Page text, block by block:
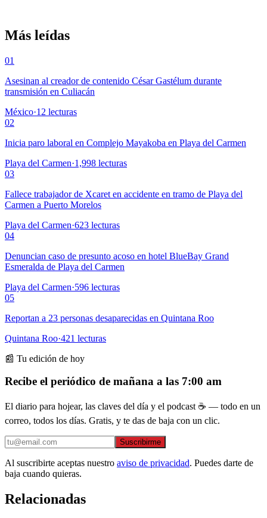
Más leídas
01
Asesinan al creador de contenido César Gastélum durante
transmisión en Culiacán
México·12 lecturas
02
Inicia paro laboral en Complejo Mayakoba en Playa del Carmen
Playa del Carmen·1,998 lecturas
03
Fallece trabajador de Xcaret en accidente en tramo de Playa del
Carmen a Puerto Morelos
Playa del Carmen·623 lecturas
04
Denuncian caso de presunto acoso en hotel BlueBay Grand
Esmeralda de Playa del Carmen
Playa del Carmen·596 lecturas
05
Reportan a 23 personas desaparecidas en Quintana Roo
Quintana Roo·421 lecturas
📰 Tu edición de hoy
Recibe el periódico de mañana a las 7:00 am
El diario para hojear, las claves del día y el podcast ☕ — todo en un
correo, todos los días. Gratis, y te das de baja con un clic.
Suscribirme
Al suscribirte aceptas nuestro aviso de privacidad. Puedes darte de
baja cuando quieras.
Relacionadas